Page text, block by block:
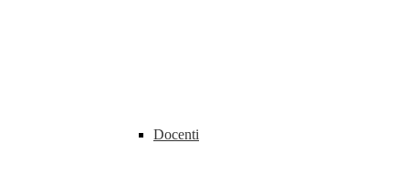
Docenti